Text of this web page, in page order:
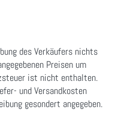
des Verkäufers nichts
Preisen um
ist nicht enthalten.
und Versandkosten
gesondert angegeben.